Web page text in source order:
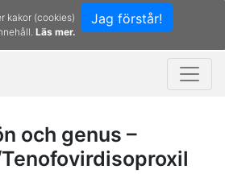
Jag förstår!
kakor (cookies)
Läs mer.
och genus –